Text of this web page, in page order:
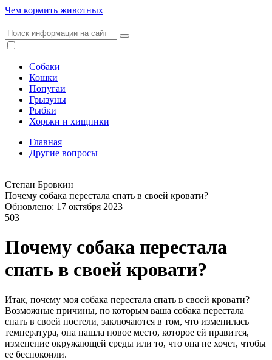
Чем кормить животных
Собаки
Кошки
Попугаи
Грызуны
Рыбки
Хорьки и хищники
Главная
Другие вопросы
Степан Бровкин
Почему собака перестала спать в своей кровати?
Обновлено: 17 октября 2023
503
Почему собака перестала
спать в своей кровати?
Итак, почему моя собака перестала спать в своей кровати?
Возможные причины, по которым ваша собака перестала
спать в своей постели, заключаются в том, что изменилась
температура, она нашла новое место, которое ей нравится,
изменение окружающей среды или то, что она не хочет, чтобы
ее беспокоили.